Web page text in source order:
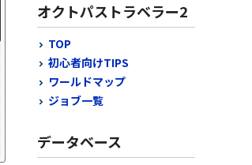
オクトパストラベラー2
TOP
初心者向けTIPS
ワールドマップ
ジョブ一覧
データベース